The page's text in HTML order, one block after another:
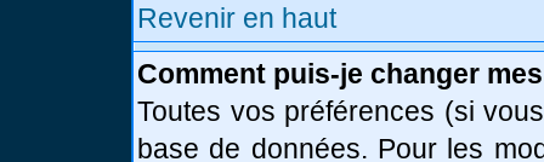
Revenir en haut
Comment puis-je changer
Toutes vos préférences (si
base de données. Pour les